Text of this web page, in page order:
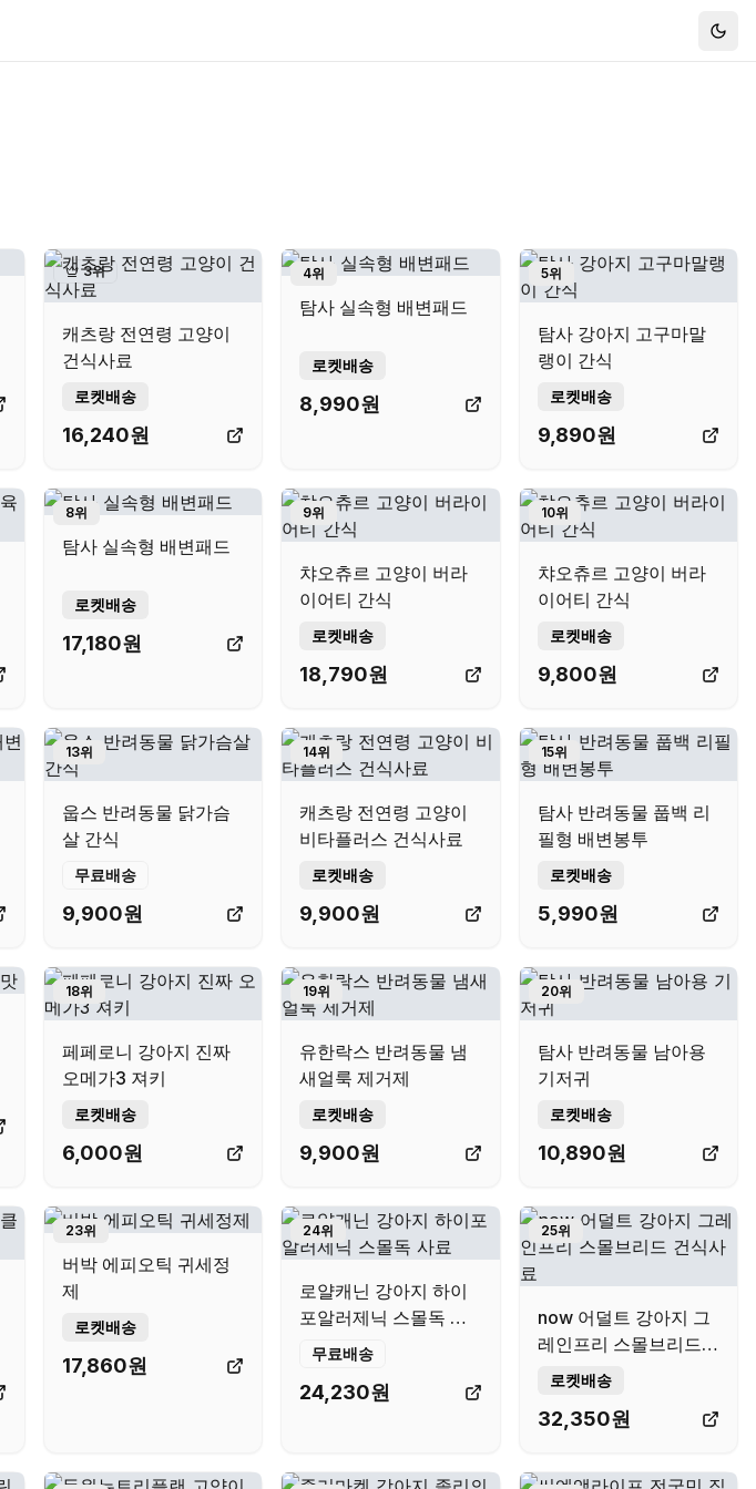
3위
캐츠랑 전연령 고양이
건식사료
로켓배송
16,240원
4위
탐사 실속형 배변패드
로켓배송
8,990원
5위
탐사 강아지 고구마말
랭이 간식
로켓배송
9,890원
8위
탐사 실속형 배변패드
로켓배송
17,180원
9위
챠오츄르 고양이 버라
이어티 간식
로켓배송
18,790원
10위
챠오츄르 고양이 버라
이어티 간식
로켓배송
9,800원
13위
웁스 반려동물 닭가슴
살 간식
무료배송
9,900원
14위
캐츠랑 전연령 고양이
비타플러스 건식사료
로켓배송
9,900원
15위
탐사 반려동물 풉백 리
필형 배변봉투
로켓배송
5,990원
18위
페페로니 강아지 진짜
오메가3 져키
로켓배송
6,000원
19위
유한락스 반려동물 냄
새얼룩 제거제
로켓배송
9,900원
20위
탐사 반려동물 남아용
기저귀
로켓배송
10,890원
23위
버박 에피오틱 귀세정
제
로켓배송
17,860원
24위
로얄캐닌 강아지 하이
포알러제닉 스몰독 사
료무료배송
24,230원
25위
now 어덜트 강아지 그
레인프리 스몰브리드
건식사료
로켓배송
32,350원